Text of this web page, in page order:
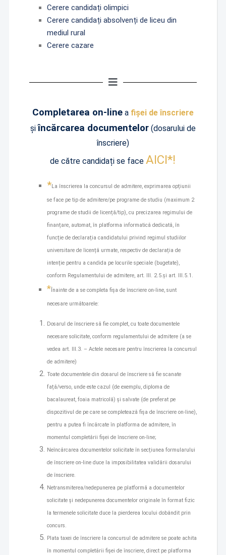
Cerere candidați olimpici
Cerere candidați absolvenți de liceu din
mediul rural
Cerere cazare
Completarea on-linea fișei de înscriere
șiîncărcarea documentelor(dosarului de
înscriere)
de către candidați se faceAICI*!
*La înscrierea la concursul de admitere, exprimarea opțiunii
se face pe tip de admitere/pe programe de studiu (maximum 2
programe de studii de licență/tip), cu precizarea regimului de
finanțare, automat, în platforma informatică dedicată, în
funcție de declarația candidatului privind regimul studiilor
universitare de licență urmate, respectiv de declarația de
intenție pentru a candida pe locurile speciale (bugetate),
conform Regulamentului de admitere, art. III. 2.5.și art. III.5.1.
*Înainte de a se completa fișa de înscriere on-line, sunt
necesare următoarele:
Dosarul de înscriere să fie complet, cu toate documentele
necesare solicitate, conform regulamentului de admitere (a se
vedea art. III.3. – Actele necesare pentru înscrierea la concursul
de admitere)
Toate documentele din dosarul de înscriere să fie scanate
față/verso, unde este cazul (de exemplu, diploma de
bacalaureat, foaia matricolă) și salvate (de preferat pe
dispozitivul de pe care se completează fișa de înscriere on-line),
pentru a putea fi încărcate în platforma de admitere, în
momentul completării fișei de înscriere on-line;
Neîncărcarea documentelor solicitate în secțiunea formularului
de înscriere on-line duce la imposibilitatea validării dosarului
de înscriere.
Netransmiterea/nedepunerea pe platformă a documentelor
solicitate şi nedepunerea documentelor originale în format fizic
la termenele solicitate duce la pierderea locului dobândit prin
concurs.
Plata taxei de înscriere la concursul de admitere se poate achita
în momentul completării fișei de înscriere, direct pe platforma